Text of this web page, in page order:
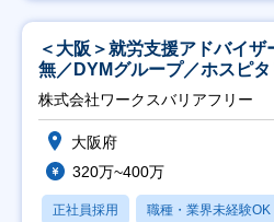
＜大阪＞就労支援アドバイ
無／DYMグループ／ホスピ
日祝】
株式会社ワークスバリアフリー
大阪府
320万~400万
正社員採用 職種・業界未経験OK